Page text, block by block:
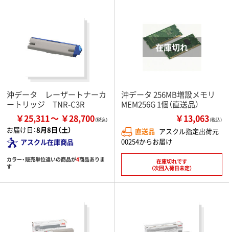
沖データ レーザートナーカ
ートリッジ TNR-C3R
￥25,311 ￥28,700
お届け日：8月8日（土）
アスクル在庫商品
カラー・販売単位違いの商品が4商品ありま
す
沖データ 256MB増設メモリ
MEM256G 1個（直送品）
￥13,063（税込）
直送品 アスクル指定出荷元
00254からお届け
在庫切れです
（次回入荷日未定）